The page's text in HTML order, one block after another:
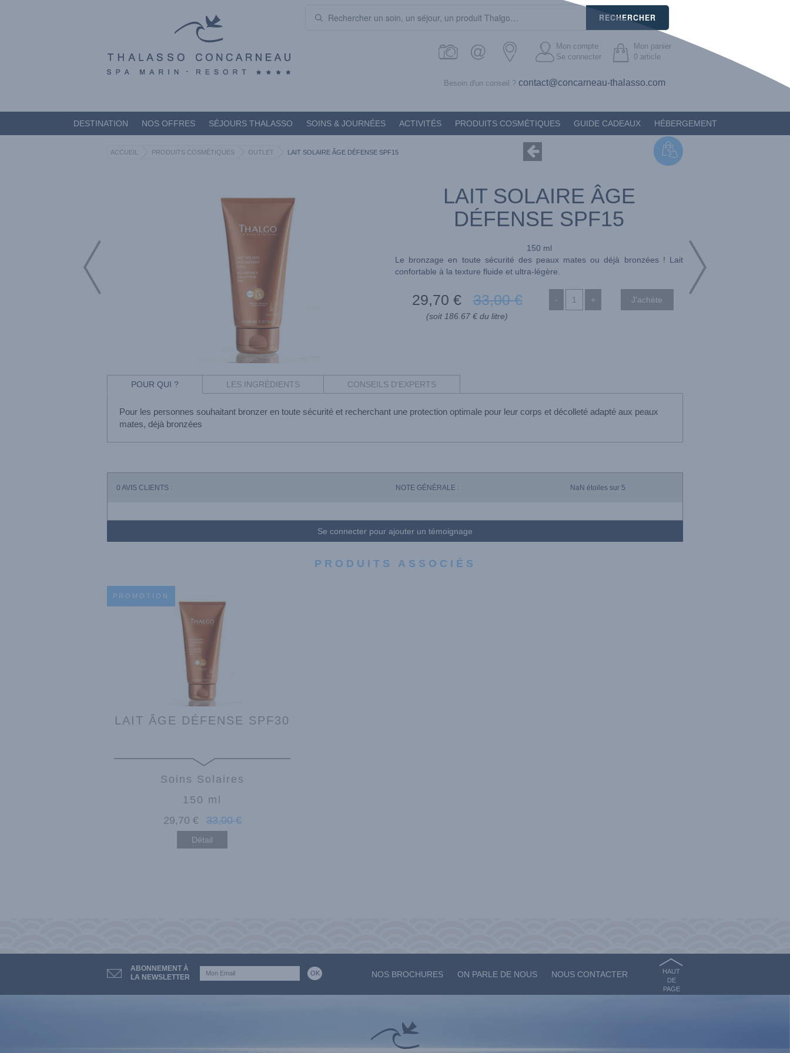
DESTINATION NOS OFFRES SÉJOURS THALASSO SOINS & JOURNÉES ACTIVITÉS PRODUITS COSMÉTIQUES GUIDE CADEAUX HÉBERGEMENT
Besoin d'un conseil ? contact@concarneau-thalasso.com
RECHERCHER
Mon compte
Se connecter
Mon panier
0 article
ACCUEIL PRODUITS COSMÉTIQUES OUTLET LAIT SOLAIRE ÂGE DÉFENSE SPF15
LAIT SOLAIRE ÂGE
DÉFENSE SPF15
150 ml
Le bronzage en toute sécurité des peaux mates ou déjà bronzées ! Lait
confortable à la texture fluide et ultra-légère.
29,70 € 33,00 €
(soit 186.67 € du litre)
- +
POUR QUI ? LES INGRÉDIENTS CONSEILS D'EXPERTS
Pour les personnes souhaitant bronzer en toute sécurité et recherchant une protection optimale pour leur corps et décolleté adapté aux peaux
mates, déjà bronzées
0 AVIS CLIENTS : NOTE GÉNÉRALE : NaN étoiles sur 5
Se connecter pour ajouter un témoignage
PRODUITS ASSOCIÉS
PROMOTION
LAIT ÂGE DÉFENSE SPF30
Soins Solaires
150 ml
29,70 € 33,00 €
Détail
ABONNEMENT À
LA NEWSLETTER
NOS BROCHURES ON PARLE DE NOUS NOUS CONTACTER
HAUT
DE
PAGE